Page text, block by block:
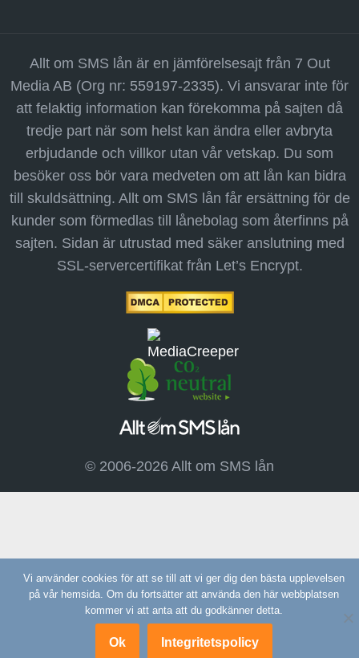
Allt om SMS lån är en jämförelsesajt från 7 Out
Media AB (Org nr: 559197-2335). Vi ansvarar inte för
att felaktig information kan förekomma på sajten då
tredje part när som helst kan ändra eller avbryta
erbjudande och villkor utan vår vetskap. Du som
besöker oss bör vara medveten om att lån kan bidra
till skuldsättning. Allt om SMS lån får ersättning för de
kunder som förmedlas till lånebolag som återfinns på
sajten. Sidan är utrustad med säker anslutning med
SSL-servercertifikat från Let’s Encrypt.
© 2006-2026 Allt om SMS lån
Vi använder cookies för att se till att vi ger dig den bästa upplevelsen
på vår hemsida. Om du fortsätter att använda den här webbplatsen
kommer vi att anta att du godkänner detta.
Ok Integritetspolicy